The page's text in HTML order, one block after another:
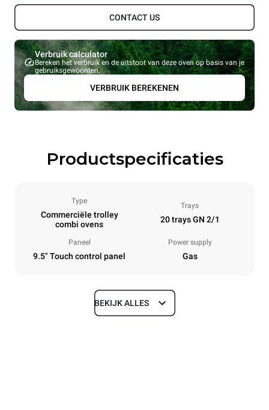
CONTACT US
Verbruik calculator
Bereken het verbruik en de uitstoot van deze oven op basis van je
gebruiksgewoonten.
VERBRUIK BEREKENEN
Productspecificaties
Type
Commerciële trolley
combi ovens
Trays
20 trays GN 2/1
Paneel
9.5" Touch control panel
Power supply
Gas
Afmetingen
BEKIJK ALLES